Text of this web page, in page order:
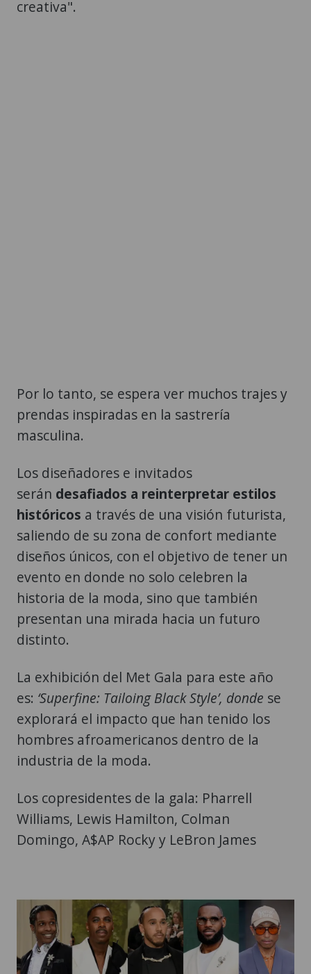
creativa".
Por lo tanto, se espera ver muchos trajes y
prendas inspiradas en la sastrería
masculina.
Los diseñadores e invitados
serán desafiados a reinterpretar estilos
históricos a través de una visión futurista,
saliendo de su zona de confort mediante
diseños únicos, con el objetivo de tener un
evento en donde no solo celebren la
historia de la moda, sino que también
presentan una mirada hacia un futuro
distinto.
La exhibición del Met Gala para este año
es: ‘Superfine: Tailoing Black Style’, donde se
explorará el impacto que han tenido los
hombres afroamericanos dentro de la
industria de la moda.
Los copresidentes de la gala: Pharrell
Williams, Lewis Hamilton, Colman
Domingo, A$AP Rocky y LeBron James